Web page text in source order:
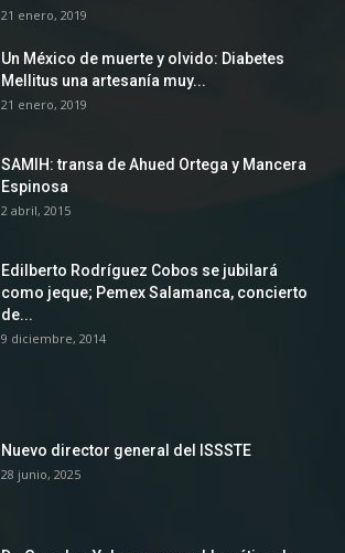
21 enero, 2019
Un México de muerte y olvido: Diabetes
Mellitus una artesanía muy...
21 enero, 2019
SAMIH: transa de Ahued Ortega y Mancera
Espinosa
2 abril, 2015
Edilberto Rodríguez Cobos se jubilará
como jeque; Pemex Salamanca, concierto
de...
9 diciembre, 2014
Nuevo director general del ISSSTE
28 junio, 2025